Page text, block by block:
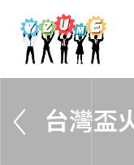
台灣盃